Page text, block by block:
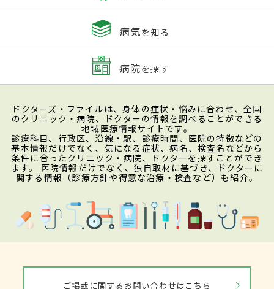
病気を知る
病院を探す
ドクターズ・ファイルは、身体の症状・悩みに合わせ、全国
のクリニック・病院、ドクターの情報を調べることができる
地域医療情報サイトです。
診療科目、行政区、沿線・駅、診療時間、医院の特徴などの
基本情報だけでなく、気になる症状、病名、検査名などから
条件に合ったクリニック・病院、ドクターを探すことができ
ます。 医院情報だけでなく、独自取材に基づき、ドクターに
関する情報（診療方針や得意な治療・検査など）も紹介。
ご掲載に関するお問い合わせはこちら